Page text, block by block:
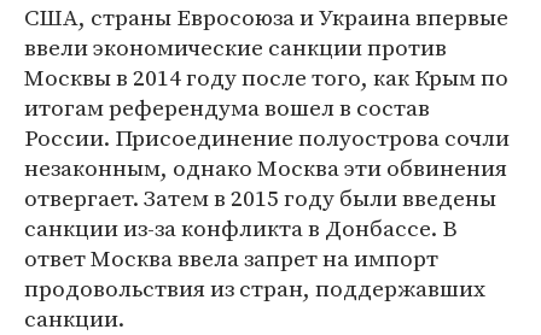
США, страны Евросоюза и Украина впервые
ввели экономические санкции против
Москвы в 2014 году после того, как Крым по
итогам референдума вошел в состав
России. Присоединение полуострова сочли
незаконным, однако Москва эти обвинения
отвергает. Затем в 2015 году были введены
санкции из-за конфликта в Донбассе. В
ответ Москва ввела запрет на импорт
продовольствия из стран, поддержавших
санкции.